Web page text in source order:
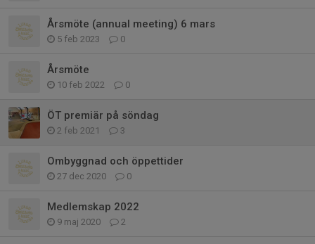
Årsmöte (annual meeting) 6 mars
5 feb 2023 0
Årsmöte
10 feb 2022 0
ÖT premiär på söndag
2 feb 2021 3
Ombyggnad och öppettider
27 dec 2020 0
Medlemskap 2022
9 maj 2020 2